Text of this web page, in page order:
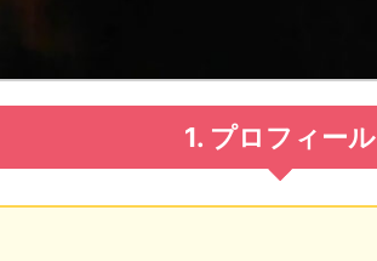
1. プロフィール